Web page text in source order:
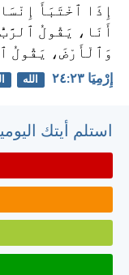
إِذَا ٱخْتَبَأَ
أَنَا، يَقُولُ
وَٱلْأَرْضَ، يَقُولُ
إِرْمِيَا ٢٣:‏٢٤ الله
استلم أيتك